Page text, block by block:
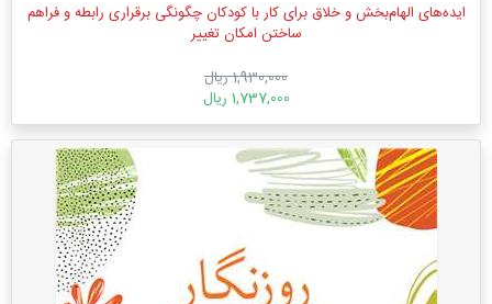
ایده‌های الهام‌بخش و خلاق برای کار با کودکان چگونگی برقراری رابطه و فراهم
ساختن امکان تغییر
1,930,000 ریال
1,737,000 ریال